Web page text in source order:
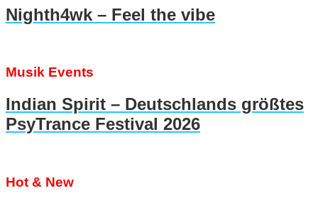
Nighth4wk – Feel the vibe
Musik Events
Indian Spirit – Deutschlands größtes
PsyTrance Festival 2026
Hot & New